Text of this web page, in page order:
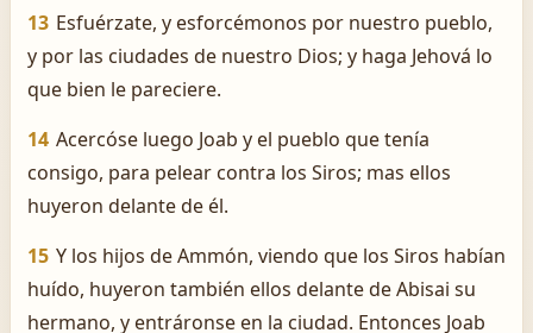
13 Esfuérzate, y esforcémonos por nuestro pueblo,
y por las ciudades de nuestro Dios; y haga Jehová lo
que bien le pareciere.
14 Acercóse luego Joab y el pueblo que tenía
consigo, para pelear contra los Siros; mas ellos
huyeron delante de él.
15 Y los hijos de Ammón, viendo que los Siros habían
huído, huyeron también ellos delante de Abisai su
hermano, y entráronse en la ciudad. Entonces Joab